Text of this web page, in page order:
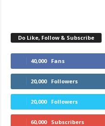
Do Like, Follow & Subscribe
40,000 Fans
20,000 Followers
20,000 Followers
60,000 Subscribers